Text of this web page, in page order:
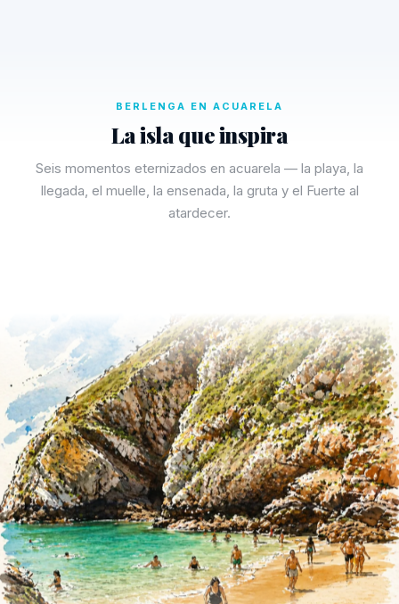
BERLENGA EN ACUARELA
La isla que inspira
Seis momentos eternizados en acuarela — la playa, la
llegada, el muelle, la ensenada, la gruta y el Fuerte al
atardecer.